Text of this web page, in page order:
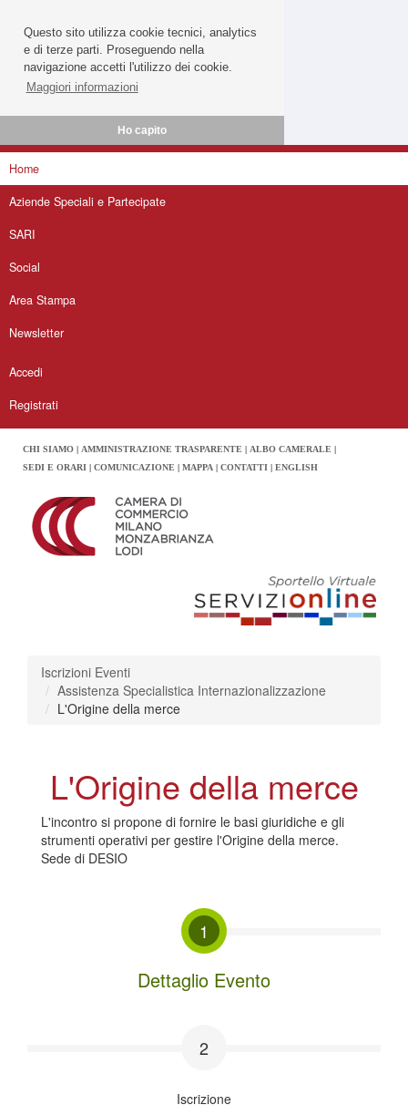
Questo sito utilizza cookie tecnici, analytics
e di terze parti. Proseguendo nella
navigazione accetti l'utilizzo dei cookie.
Maggiori informazioni
Ho capito
Home
Aziende Speciali e Partecipate
SARI
Social
Area Stampa
Newsletter
Accedi
Registrati
CHI SIAMO AMMINISTRAZIONE TRASPARENTE
ALBO CAMERALE
SEDI E ORARI
COMUNICAZIONE MAPPA CONTATTI ENGLISH
Iscrizioni Eventi
Assistenza Specialistica Internazionalizzazione
L'Origine della merce
L'Origine della merce
L'incontro si propone di fornire le basi giuridiche e gli
strumenti operativi per gestire l'Origine della merce.
Sede di DESIO
1
Dettaglio Evento
2
Iscrizione